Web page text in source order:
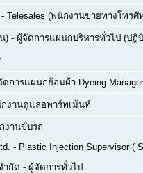
- Telesales (พนักงานขายทางโทร
) - ผู้จัดการแผนกบริหารทั่วไป (ปฎิ
ดการแผนกย้อมผ้า Dyeing Manager
งานดูแลอพาร์ทเม้นท์
งานขับรถ
- Plastic Injection Supervisor (
ำกัด - ผู้จัดการทั่วไป